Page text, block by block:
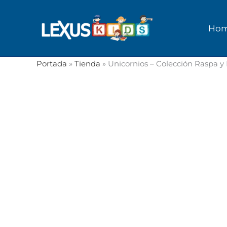
Portada » Tienda » Unicornios – Colección Raspa y